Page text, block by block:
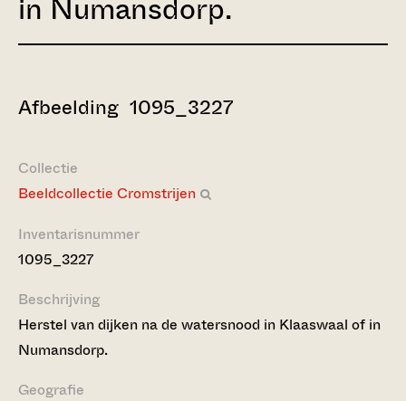
in Numansdorp.
Afbeelding 1095_3227
Collectie
Beeldcollectie Cromstrijen
Inventarisnummer
1095_3227
Beschrijving
Herstel van dijken na de watersnood in Klaaswaal of in
Numansdorp.
Geografie